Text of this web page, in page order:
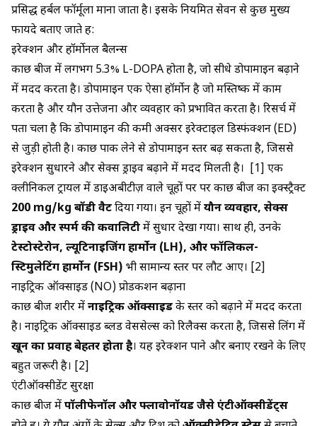
प्रसिद्ध हर्बल फॉर्मूला माना जाता है। इसके नियमित सेवन से कुछ मुख्य
फायदे बताए जाते हैं:
इरेक्शन और हॉर्मोनल बैलन्स
कौंछ बीज में लगभग 5.3% L-DOPA होता है, जो सीधे डोपामाइन बढ़ाने
में मदद करता है। डोपामाइन एक ऐसा हॉर्मोन है जो मस्तिष्क में काम
करता है और यौन उत्तेजना और व्यवहार को प्रभावित करता है। रिसर्च में
पता चला है कि डोपामाइन की कमी अक्सर इरेक्टाइल डिस्फंक्शन (ED)
से जुड़ी होती है। कौंछ पाक लेने से डोपामाइन स्तर बढ़ सकता है, जिससे
इरेक्शन सुधारने और सेक्स ड्राइव बढ़ाने में मदद मिलती है। [1] एक
क्लीनिकल ट्रायल में डाइअबीटीज़ वाले चूहों पर पर कौंछ बीज का इक्स्ट्रैक्ट
200 mg/kg बॉडी वैटदिया गया। इन चूहों मेंयौन व्यवहार, सेक्स
ड्राइव और स्पर्म की कवालिटीमें सुधार देखा गया। साथ ही, उनके
टेस्टोस्टेरोन, ल्यूटिनाइजिंग हार्मोन (LH), और फॉलिकल-
स्टिमुलेटिंग हार्मोन (FSH) भी सामान्य स्तर पर लौट आए। [2]
नाइट्रिक ऑक्साइड (NO) प्रोडकशन बढ़ाना
कौंछ बीज शरीर मेंनाइट्रिक ऑक्साइडके स्तर को बढ़ाने में मदद करता
है। नाइट्रिक ऑक्साइड ब्लड वेससेल्स को रिलैक्स करता है, जिससे लिंग में
खून का प्रवाह बेहतर होता है। यह इरेक्शन पाने और बनाए रखने के लिए
बहुत जरूरी है। [2]
एंटीऑक्सीडेंट सुरक्षा
कौंछ बीज मेंपॉलीफेनॉल और फ्लावोनॉयड जैसे एंटीऑक्सीडेंट्स